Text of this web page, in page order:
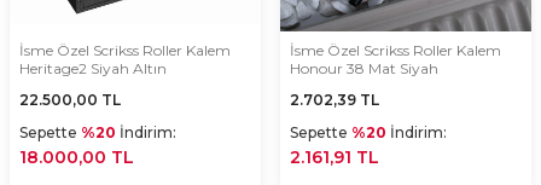
İsme Özel Scrikss Roller Kalem
Heritage2 Siyah Altın
22.500,00 TL
Sepette %20 İndirim:
18.000,00 TL
İsme Özel Scrikss Roller Kalem
Honour 38 Mat Siyah
2.702,39 TL
Sepette %20 İndirim:
2.161,91 TL